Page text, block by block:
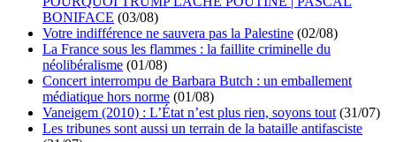
BONIFACE (03/08)
Votre indifférence ne sauvera pas la Palestine (02/08)
La France sous les flammes : la faillite criminelle du
néolibéralisme (01/08)
Concert interrompu de Barbara Butch : un emballement
médiatique hors norme (01/08)
Vaneigem (2010) : L’État n’est plus rien, soyons tout (31/07)
Les tribunes sont aussi un terrain de la bataille antifasciste